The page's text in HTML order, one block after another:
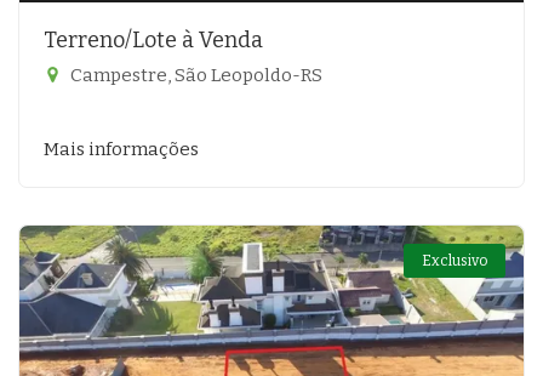
Terreno/Lote à Venda
Campestre, São Leopoldo-RS
Mais informações
Exclusivo